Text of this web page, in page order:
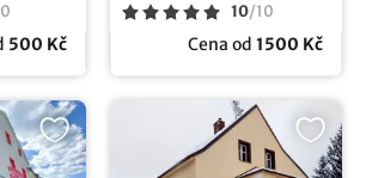
500 Kč
10/10
Cena od 1500 Kč